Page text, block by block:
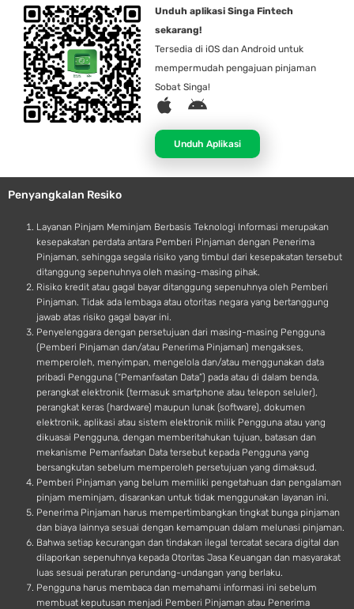
Unduh aplikasi Singa Fintech
sekarang!
Tersedia di iOS dan Android untuk
mempermudah pengajuan pinjaman
Sobat Singa!
A
p
l
e
A
d
r
o
d
Unduh Aplikasi
Penyangkalan Resiko
Layanan Pinjam Meminjam Berbasis Teknologi Informasi merupakan
kesepakatan perdata antara Pemberi Pinjaman dengan Penerima
Pinjaman, sehingga segala risiko yang timbul dari kesepakatan tersebut
ditanggung sepenuhnya oleh masing-masing pihak.
Risiko kredit atau gagal bayar ditanggung sepenuhnya oleh Pemberi
Pinjaman. Tidak ada lembaga atau otoritas negara yang bertanggung
jawab atas risiko gagal bayar ini.
Penyelenggara dengan persetujuan dari masing-masing Pengguna
(Pemberi Pinjaman dan/atau Penerima Pinjaman) mengakses,
memperoleh, menyimpan, mengelola dan/atau menggunakan data
pribadi Pengguna (“Pemanfaatan Data”) pada atau di dalam benda,
perangkat elektronik (termasuk smartphone atau telepon seluler),
perangkat keras (hardware) maupun lunak (software), dokumen
elektronik, aplikasi atau sistem elektronik milik Pengguna atau yang
dikuasai Pengguna, dengan memberitahukan tujuan, batasan dan
mekanisme Pemanfaatan Data tersebut kepada Pengguna yang
bersangkutan sebelum memperoleh persetujuan yang dimaksud.
Pemberi Pinjaman yang belum memiliki pengetahuan dan pengalaman
pinjam meminjam, disarankan untuk tidak menggunakan layanan ini.
Penerima Pinjaman harus mempertimbangkan tingkat bunga pinjaman
dan biaya lainnya sesuai dengan kemampuan dalam melunasi pinjaman.
Bahwa setiap kecurangan dan tindakan ilegal tercatat secara digital dan
dilaporkan sepenuhnya kepada Otoritas Jasa Keuangan dan masyarakat
luas sesuai peraturan perundang-undangan yang berlaku.
Pengguna harus membaca dan memahami informasi ini sebelum
membuat keputusan menjadi Pemberi Pinjaman atau Penerima